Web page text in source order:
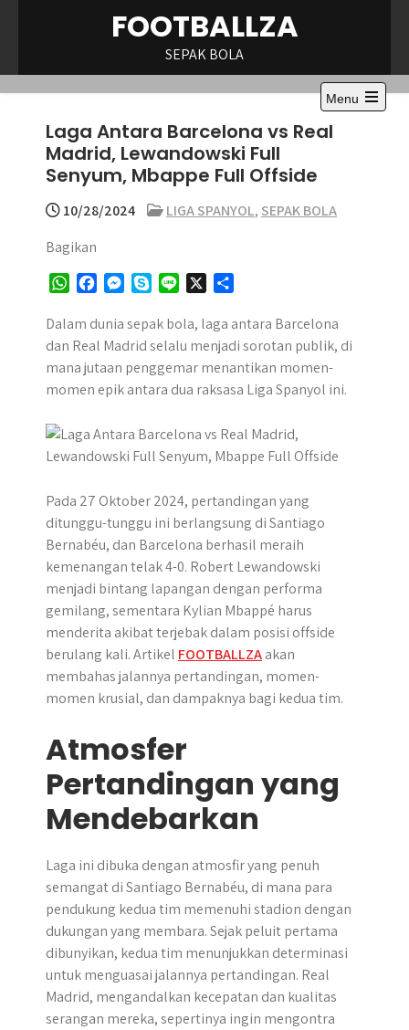
FOOTBALLZA
SEPAK BOLA
Menu
Open
Laga Antara Barcelona vs Real
Madrid, Lewandowski Full
Senyum, Mbappe Full Offside
10/28/2024 LIGA SPANYOL, SEPAK BOLA
Bagikan
W
a
t
s
A
c
e
b
o
M
s
s
e
n
r
y
p
e
n
e
a
r
e
Dalam dunia sepak bola, laga antara Barcelona
dan Real Madrid selalu menjadi sorotan publik, di
mana jutaan penggemar menantikan momen-
momen epik antara dua raksasa Liga Spanyol ini.
Pada 27 Oktober 2024, pertandingan yang
ditunggu-tunggu ini berlangsung di Santiago
Bernabéu, dan Barcelona berhasil meraih
kemenangan telak 4-0. Robert Lewandowski
menjadi bintang lapangan dengan performa
gemilang, sementara Kylian Mbappé harus
menderita akibat terjebak dalam posisi offside
berulang kali. Artikel FOOTBALLZAakan
membahas jalannya pertandingan, momen-
momen krusial, dan dampaknya bagi kedua tim.
Atmosfer
Pertandingan yang
Mendebarkan
Laga ini dibuka dengan atmosfir yang penuh
semangat di Santiago Bernabéu, di mana para
pendukung kedua tim memenuhi stadion dengan
dukungan yang membara. Sejak peluit pertama
dibunyikan, kedua tim menunjukkan determinasi
untuk menguasai jalannya pertandingan. Real
Madrid, mengandalkan kecepatan dan kualitas
serangan mereka, sepertinya ingin mengontra